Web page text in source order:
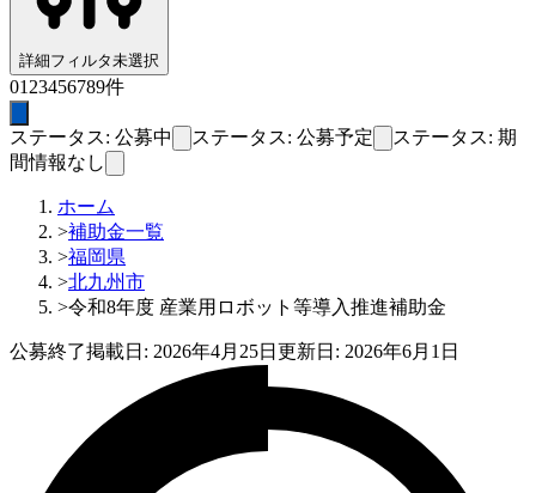
詳細フィルタ未選択
01 23456789件
ステータス: 公募中 ステータス: 公募予定
ステータス: 期
間情報なし
ホーム
>補助金一覧
>福岡県
>北九州市
>令和8年度 産業用ロボット等導入推進補助金
公募終了掲載日: 2026年4月25日 更新日: 2026年6月1日